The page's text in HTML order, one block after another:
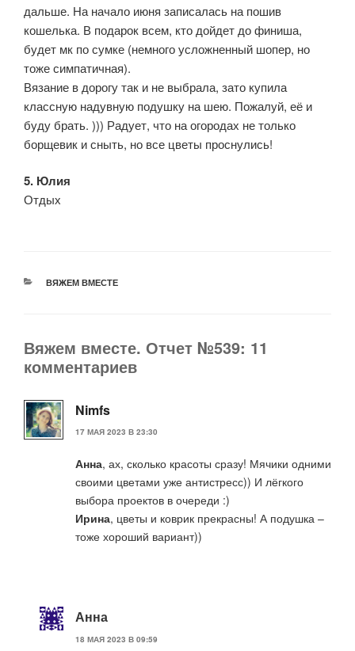
дальше. На начало июня записалась на пошив
кошелька. В подарок всем, кто дойдет до финиша,
будет мк по сумке (немного усложненный шопер, но
тоже симпатичная).
Вязание в дорогу так и не выбрала, зато купила
классную надувную подушку на шею. Пожалуй, её и
буду брать. ))) Радует, что на огородах не только
борщевик и сныть, но все цветы проснулись!
5. Юлия
Отдых
РУБРИКИ
ВЯЖЕМ ВМЕСТЕ
Вяжем вместе. Отчет №539: 11
комментариев
Nimfs
17 МАЯ 2023 В 23:30
Анна, ах, сколько красоты сразу! Мячики одними
своими цветами уже антистресс)) И лёгкого
выбора проектов в очереди :)
Ирина, цветы и коврик прекрасны! А подушка –
тоже хороший вариант))
Анна
18 МАЯ 2023 В 09:59